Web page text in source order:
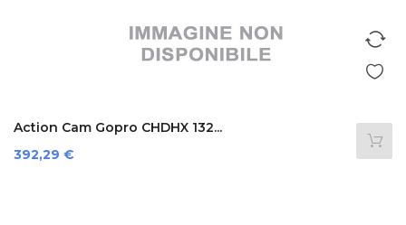
Action Cam Gopro CHDHX 132...
Prezzo
392,29 €